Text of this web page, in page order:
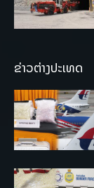
ຂ່າວຕ່າງປະເທດ